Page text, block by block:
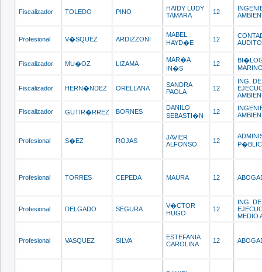
Fiscalizador TOLEDO PINO
HAIDY LUDY
TAMARA
12
Profesional V�SQUEZ ARDIZZONI
MABEL
HAYD�E
12
Fiscalizador MU�OZ LIZAMA
MAR�A
IN�S
12
Fiscalizador HERN�NDEZ ORELLANA
SANDRA
PAOLA
12
ING. DE
Fiscalizador GUTIR�RREZ BORNES
DANILO
SEBASTI�N
12
Profesional S�EZ ROJAS
JAVIER
ALFONSO
12
Profesional TORRES CEPEDA MAURA 12
Profesional DELGADO SEGURA
V�CTOR
HUGO
12
ING. DE
MEDIO
Profesional VASQUEZ SILVA
ESTEFANIA
CAROLINA
12